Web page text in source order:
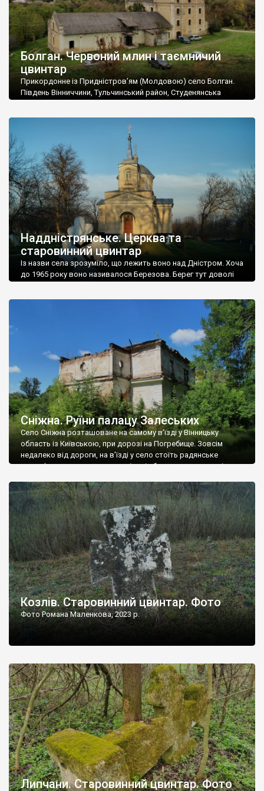
Болган. Червоний млин і таємничий
цвинтар
Прикордонне із Придністров’ям (Молдовою) село Болган.
Південь Вінниччини, Тульчинський район, Студенянська
старовинний цвинтар із кам’яними хрестами. Всі епітафії, які
збереглися, написані кирилицею, церковнослов’янською
мовою. За всіма традиційними ознаками – цвинтар
український. Хрести датуються 19 століттям. У 1924-1940
роках Болган […]
Наддністрянське. Церква та
старовинний цвинтар
Із назви села зрозуміло, що лежить воно над Дністром. Хоча
до 1965 року воно називалося Березова. Берег тут доволі
Наддністрянське відрізняється від більшості навколишніх
сіл. У селі є мурована Михайлівська церква. Точної дати […]
Сніжна. Руїни палацу Залеських
Село Сніжна розташоване на самому в’їзді у Вінницьку
область із Київською, при дорозі на Погребище. Зовсім
недалеко від дороги, на в’їзді у село стоїть радянське
рельєфне пано, яке показує жінку і яблуню, а трохи далі, десь
не видно, але видно дві стареньких колії у траві – […]
Козлів. Старовинний цвинтар. Фото
Фото Романа Маленкова, 2023 р.
Липчани. Старовинний цвинтар. Фото